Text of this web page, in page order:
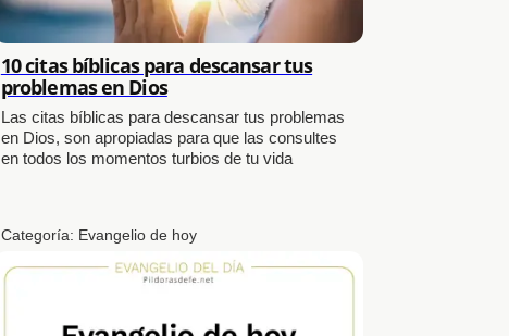
10 citas bíblicas para descansar tus
problemas en Dios
Las citas bíblicas para descansar tus problemas
en Dios, son apropiadas para que las consultes
en todos los momentos turbios de tu vida
Categoría: Evangelio de hoy